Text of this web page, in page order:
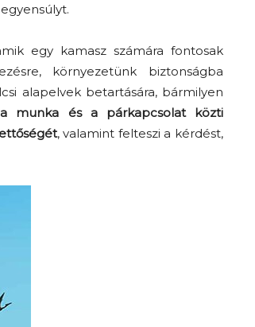
egy kamasz számára fontosak
környezetünk biztonságba
alapelvek betartására, bármilyen
munka és a párkapcsolat közti
, valamint felteszi a kérdést,
f21-re költözik a
és lélekről –